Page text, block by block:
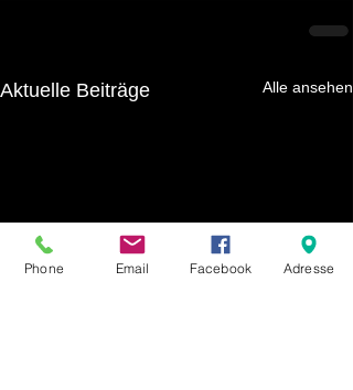
Aktuelle Beiträge Alle ansehen
Phone Email Facebook Adresse